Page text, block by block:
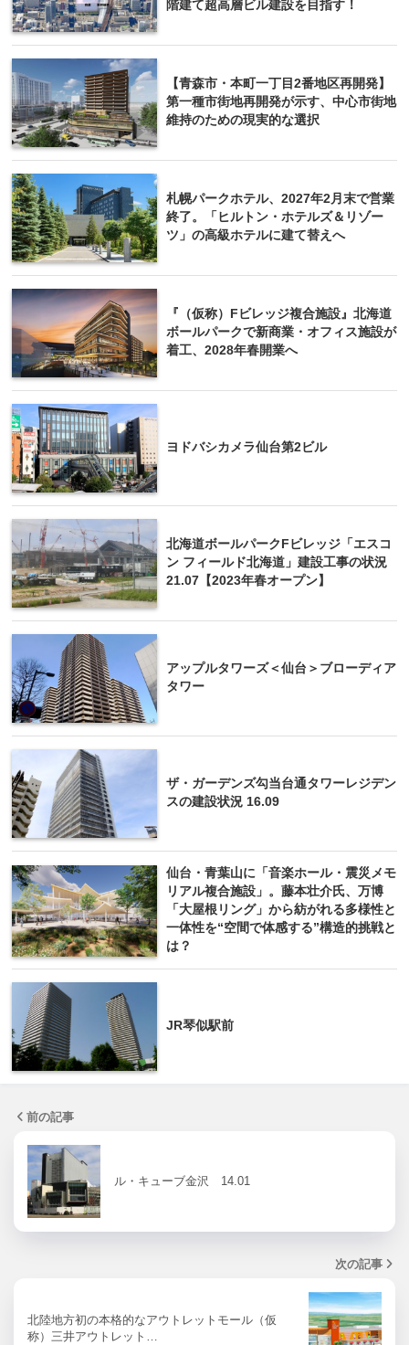
階建て超高層ビル建設を目指す！
【青森市・本町一丁目2番地区再開発】
第一種市街地再開発が示す、中心市街地
維持のための現実的な選択
札幌パークホテル、2027年2月末で営業
終了。「ヒルトン・ホテルズ＆リゾー
ツ」の高級ホテルに建て替えへ
『（仮称）Fビレッジ複合施設』北海道
ボールパークで新商業・オフィス施設が
着工、2028年春開業へ
ヨドバシカメラ仙台第2ビル
北海道ボールパークFビレッジ「エスコ
ン フィールド北海道」建設工事の状況
21.07【2023年春オープン】
アップルタワーズ＜仙台＞ブローディア
タワー
ザ・ガーデンズ勾当台通タワーレジデン
スの建設状況 16.09
仙台・青葉山に「音楽ホール・震災メモ
リアル複合施設」。藤本壮介氏、万博
「大屋根リング」から紡がれる多様性と
一体性を“空間で体感する”構造的挑戦と
は？
JR琴似駅前
前の記事
ル・キューブ金沢 14.01
次の記事
北陸地方初の本格的なアウトレットモール（仮
称）三井アウトレット…